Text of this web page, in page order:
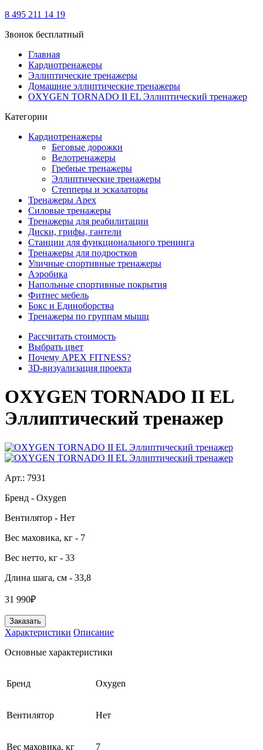
8 495 211 14 19
Звонок бесплатный
Главная
Кардиотренажеры
Эллиптические тренажеры
Домашние эллиптические тренажеры
OXYGEN TORNADO II EL Эллиптический тренажер
Категории
Кардиотренажеры
Беговые дорожки
Велотренажеры
Гребные тренажеры
Эллиптические тренажеры
Степперы и эскалаторы
Тренажеры Apex
Силовые тренажеры
Тренажеры для реабилитации
Диски, грифы, гантели
Станции для функционального тренинга
Тренажеры для подростков
Уличные спортивные тренажеры
Аэробика
Напольные спортивные покрытия
Фитнес мебель
Бокс и Единоборства
Тренажеры по группам мышц
Рассчитать стоимость
Выбрать цвет
Почему APEX FITNESS?
3D-визуализация проекта
OXYGEN TORNADO II EL
Эллиптический тренажер
Арт.: 7931
Бренд - Oxygen
Вентилятор - Нет
Вес маховика, кг - 7
Вес нетто, кг - 33
Длина шага, см - 33,8
31 990₽
Заказать
Характеристики Описание
Основные характеристики
Бренд Oxygen
Вентилятор Нет
Вес маховика, кг 7